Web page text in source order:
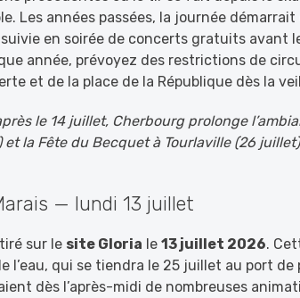
Les années passées, la journée
en soirée de concerts gratuits avant
année, prévoyez des restrictions de
et de la place de la République dès la
le 14 juillet, Cherbourg prolonge
la Fête du Becquet à Tourlaville (26
— lundi 13 juillet
sur le site Gloria le 13 juillet 2026.
l’eau, qui se tiendra le 25 juillet au port de
dès l’après-midi de nombreuses